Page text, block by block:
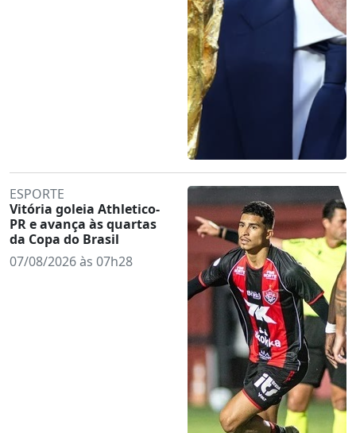
ESPORTE
Vitória goleia Athletico-
PR e avança às quartas
da Copa do Brasil
07/08/2026 às 07h28